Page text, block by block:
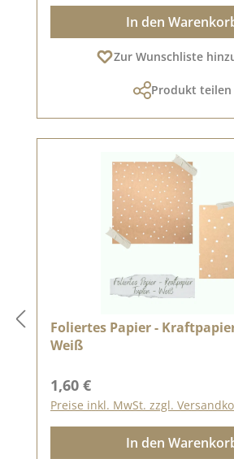
In den
Zur Wunschliste
Produkt teilen
Foliertes Papier -
Weiß
Regulärer Preis:
1,60 €
Preise inkl. MwSt. zzgl.
In den